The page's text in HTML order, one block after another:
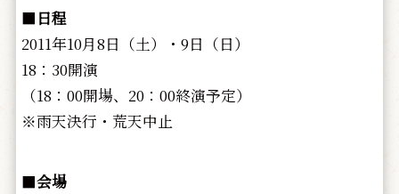
■ 日程
2011年10月8日（土）・9日（日）
18：30開演
（18：00開場、20：00終演予定）
※雨天決行・荒天中止
■会場